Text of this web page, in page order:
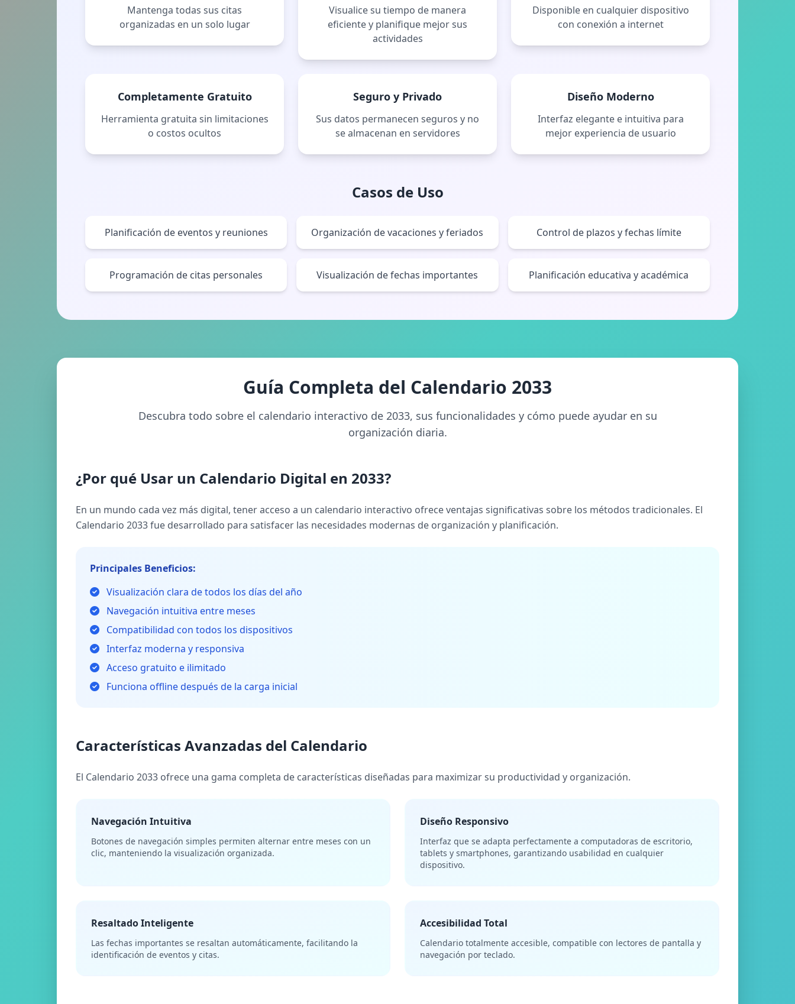
Mantenga todas sus citas
organizadas en un solo lugar
Visualice su tiempo de manera
eficiente y planifique mejor sus
actividades
Disponible en cualquier dispositivo
con conexión a internet
Completamente Gratuito
Herramienta gratuita sin limitaciones
o costos ocultos
Seguro y Privado
Sus datos permanecen seguros y no
se almacenan en servidores
Diseño Moderno
Interfaz elegante e intuitiva para
mejor experiencia de usuario
Casos de Uso
Planificación de eventos y reuniones Organización de vacaciones y feriados Control de plazos y fechas límite
Programación de citas personales Visualización de fechas importantes Planificación educativa y académica
Guía Completa del Calendario 2033
Descubra todo sobre el calendario interactivo de 2033, sus funcionalidades y cómo puede ayudar en su
organización diaria.
¿Por qué Usar un Calendario Digital en 2033?
En un mundo cada vez más digital, tener acceso a un calendario interactivo ofrece ventajas significativas sobre los métodos tradicionales. El
Calendario 2033 fue desarrollado para satisfacer las necesidades modernas de organización y planificación.
Principales Beneficios:
Visualización clara de todos los días del año
Navegación intuitiva entre meses
Compatibilidad con todos los dispositivos
Interfaz moderna y responsiva
Acceso gratuito e ilimitado
Funciona offline después de la carga inicial
Características Avanzadas del Calendario
El Calendario 2033 ofrece una gama completa de características diseñadas para maximizar su productividad y organización.
Navegación Intuitiva
Botones de navegación simples permiten alternar entre meses con un
clic, manteniendo la visualización organizada.
Diseño Responsivo
Interfaz que se adapta perfectamente a computadoras de escritorio,
tablets y smartphones, garantizando usabilidad en cualquier
dispositivo.
Resaltado Inteligente
Las fechas importantes se resaltan automáticamente, facilitando la
identificación de eventos y citas.
Accesibilidad Total
Calendario totalmente accesible, compatible con lectores de pantalla y
navegación por teclado.